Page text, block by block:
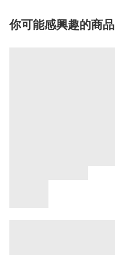
你可能感興趣的商品